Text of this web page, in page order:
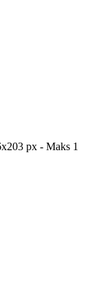
px - Maks 1